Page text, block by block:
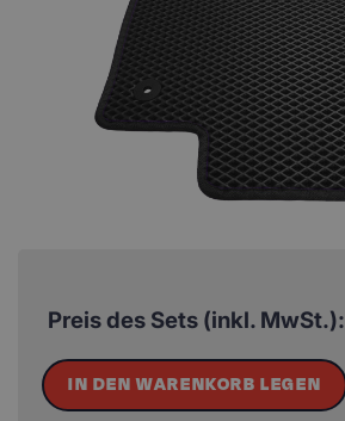
Preis des Sets (inkl. MwSt.):
IN DEN WARENKORB LEGEN